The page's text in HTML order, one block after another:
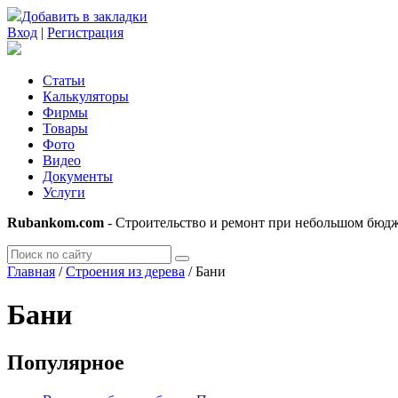
Добавить в закладки
Вход | Регистрация
Статьи
Калькуляторы
Фирмы
Товары
Фото
Видео
Документы
Услуги
Rubankom.com - Строительство и ремонт при небольшом
Главная /Строения из дерева /Бани
Бани
Популярное